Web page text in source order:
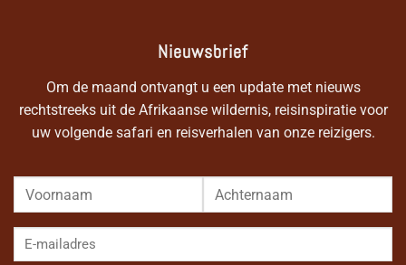
Nieuwsbrief
Om de maand ontvangt u een update met nieuws
rechtstreeks uit de Afrikaanse wildernis, reisinspiratie voor
uw volgende safari en reisverhalen van onze reizigers.